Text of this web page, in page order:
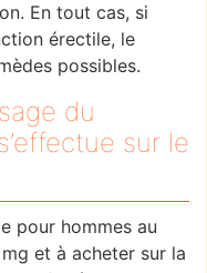
En tout cas, si
érectile, le
possibles.
du
sur le
pour hommes au
et à acheter sur la